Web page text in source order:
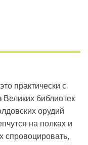
практически с
библиотек
орудий
на полках и
спровоцировать,